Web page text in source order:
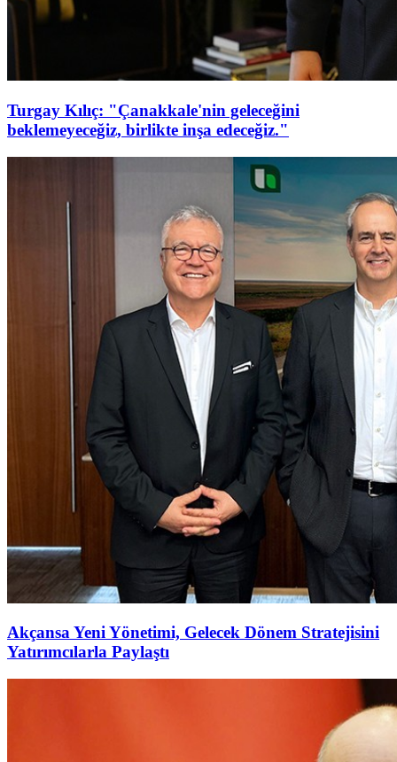
Turgay Kılıç: "Çanakkale'nin geleceğini
beklemeyeceğiz, birlikte inşa edeceğiz."
Akçansa Yeni Yönetimi, Gelecek Dönem Stratejisini
Yatırımcılarla Paylaştı